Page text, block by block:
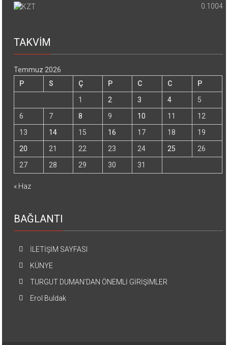
0.1004
TAKVİM
Temmuz 2026
P
S Ç P C C
P
1
2 3 4
5
6
7 8 9 10 11
12
13
14 15 16 17 18
19
20
21 22 23 24 25
26
27
28 29 30 31
« Haz
BAĞLANTI
İLETİŞİM SAYFASI
KÜNYE
TURGUT DUMAN’DAN ÖNEMLİ GİRİŞİMLER
Erol Buldak